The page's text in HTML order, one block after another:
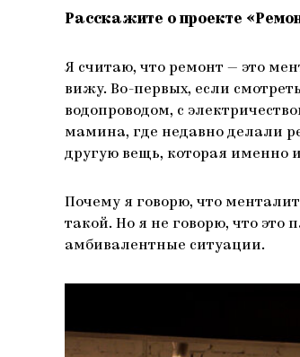
Расскажите о проекте
Я считаю, что ремонт — это
вижу. Во-первых, если
водопроводом, с
мамина, где недавно делали
другую вещь, которая именно
Почему я говорю, что
такой. Но я не говорю, что это
амбивалентные ситуации.